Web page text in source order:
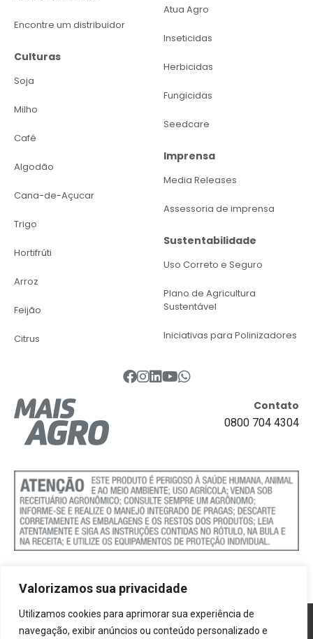
Valorizamos sua privacidade
Utilizamos cookies para aprimorar sua experiência de
navegação, exibir anúncios ou conteúdo personalizado e
Encontre um distribuidor
Culturas
Soja
Milho
Café
Algodão
Cana-de-Açucar
Trigo
Hortifrúti
Arroz
Feijão
Citrus
Atua Agro
Inseticidas
Herbicidas
Fungicidas
Seedcare
Imprensa
Media Releases
Assessoria de imprensa
Sustentabilidade
Uso Correto e Seguro
Plano de Agricultura
Sustentável
Iniciativas para Polinizadores
Contato
0800 704 4304
Política de Cookies